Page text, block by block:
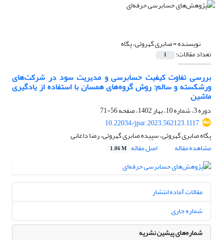
نویسنده =صابری گهروئی، پگاه
تعداد مقالات: 1
بررسی تفاوت کیفیت حسابرسی و مدیریت سود در شرکت‌های
ورشکسته و سالم: روش گروه‌های همسان با استفاده از یادگیری
ماشین
دوره 3، شماره 10، بهار 1402، صفحه
56-71
10.22034/jpar.2023.562123.1117
پگاه صابری گهروئی، سپیده صابری گهروئی، رضا داغانی
مشاهده مقاله
اصل مقاله 1.06 M
مقالات آماده انتشار
شماره جاری
شماره‌های پیشین نشریه